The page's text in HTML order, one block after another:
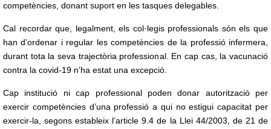
competències, donant suport en les tasques delegables.
Cal recordar que, legalment, els col·legis professionals són els que
han d’ordenar i regular les competències de la professió infermera,
durant tota la seva trajectòria professional. En cap cas, la vacunació
contra la covid-19 n’ha estat una excepció.
Cap institució ni cap professional poden donar autorització per
exercir competències d’una professió a qui no estigui capacitat per
exercir-la, segons estableix l’article 9.4 de la Llei 44/2003, de 21 de